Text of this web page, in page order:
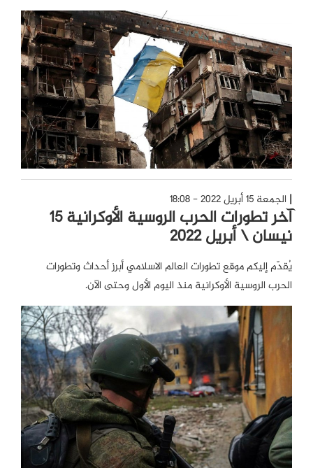
الجمعة 15 أبريل 2022 - 18:08
آخر تطورات الحرب الروسية الأوكرانية 15
نيسان \ أبريل 2022
يُقدّم إليكم موقع تطورات العالم الاسلامي أبرز أحداث وتطورات
الحرب الروسية الأوكرانية منذ اليوم الأول وحتى الآن.